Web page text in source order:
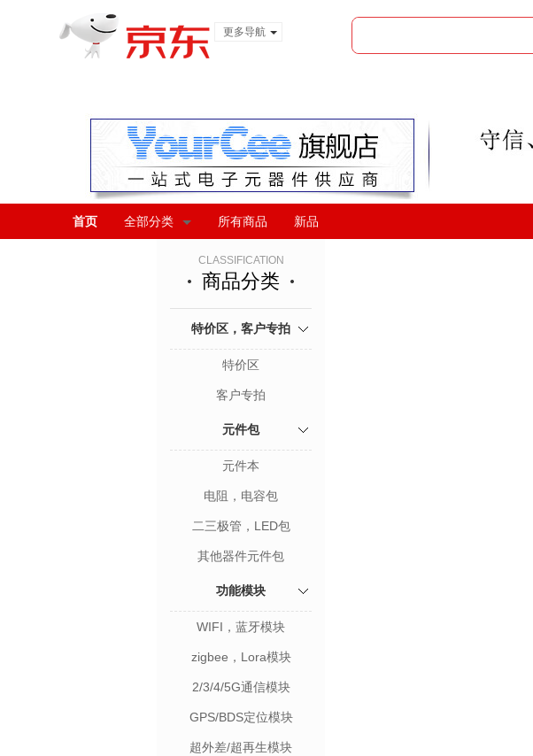
更多导航
首页 全部分类 所有商品 新品
CLASSIFICATION
商品分类
特价区，客户专拍
特价区
客户专拍
元件包
元件本
电阻，电容包
二三极管，LED包
其他器件元件包
功能模块
WIFI，蓝牙模块
zigbee，Lora模块
2/3/4/5G通信模块
GPS/BDS定位模块
超外差/超再生模块